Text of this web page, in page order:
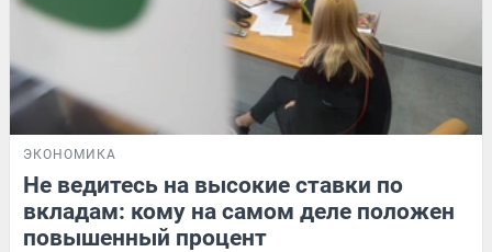
ЭКОНОМИКА
Не ведитесь на высокие ставки по
вкладам: кому на самом деле положен
повышенный процент